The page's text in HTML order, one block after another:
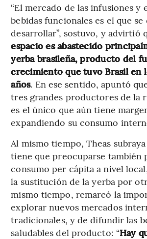
“El mercado de las infusiones y
bebidas funcionales es el que se
desarrollar”, sostuvo, y advirtió
espacio es abastecido
yerba brasileña, producto del
crecimiento que tuvo Brasil en
años. En ese sentido, apuntó
tres grandes productores de la
es el único que aún tiene
expandiendo su consumo
Al mismo tiempo, Theas
tiene que preocuparse también
consumo per cápita a nivel
la sustitución de la yerba por
mismo tiempo, remarcó la
explorar nuevos mercados
tradicionales, y de difundir las
saludables del producto: “Hay